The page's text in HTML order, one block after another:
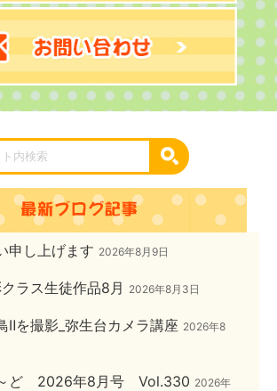
申し上げます 2026年8月9日
ラス生徒作品8月 2026年8月3日
Ⅱを撮影_弥生台カメラ講座 2026年8
ど 2026年8月号 Vol.330 2026年